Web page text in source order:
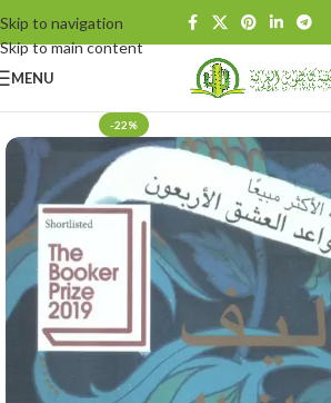
Skip to navigation
Skip to main content
MENU
-22%